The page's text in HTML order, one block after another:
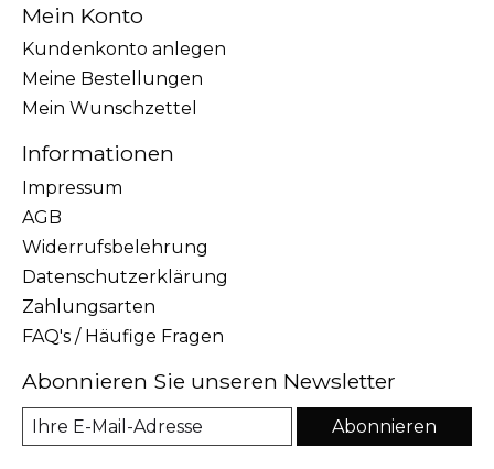
Mein Konto
Kundenkonto anlegen
Meine Bestellungen
Mein Wunschzettel
Informationen
Impressum
AGB
Widerrufsbelehrung
Datenschutzerklärung
Zahlungsarten
FAQ's / Häufige Fragen
Abonnieren Sie unseren Newsletter
Abonnieren